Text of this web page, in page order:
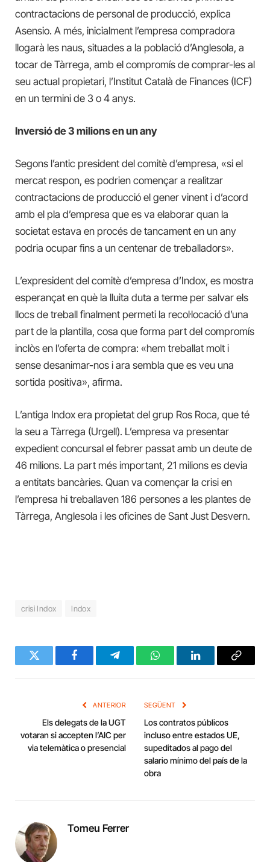
contractacions de personal de producció, explica
Asensio. A més, inicialment l’empresa compradora
llogarà les naus, situades a la població d’Anglesola, a
tocar de Tàrrega, amb el compromís de comprar-les al
seu actual propietari, l’Institut Català de Finances (ICF)
en un termini de 3 o 4 anys.
Inversió de 3 milions en un any
Segons l’antic president del comitè d’empresa, «si el
mercat respon, es podrien començar a realitzar
contractacions de producció el gener vinent i d’acord
amb el pla d’empresa que es va elaborar quan la
societat estava en procés de tancament en un any
podria ocupar fins a un centenar de treballadors».
L’expresident del comitè d’empresa d’Indox, es mostra
esperançat en què la lluita duta a terme per salvar els
llocs de treball finalment permeti la recol·locació d’una
part de la plantilla, cosa que forma part del compromís
inclòs en l’oferta de compra: «hem treballat molt i
sense desanimar-nos i ara sembla que es veu una
sortida positiva», afirma.
L’antiga Indox era propietat del grup Ros Roca, que té
la seu a Tàrrega (Urgell). L’empresa va presentar
expedient concursal el febrer passat amb un deute de
46 milions. La part més important, 21 milions es devia
a entitats bancàries. Quan va començar la crisi en
l’empresa hi treballaven 186 persones a les plantes de
Tàrrega, Anglesola i les oficines de Sant Just Desvern.
crisi Indox Indox
Twitter FacebookTelegramWhatsAppLinkedInCopy
ANTERIOR
Els delegats de la UGT
votaran si accepten l’AIC per
via telemàtica o presencial
SEGÜENT
Los contratos públicos
incluso entre estados UE,
supeditados al pago del
salario mínimo del país de la
obra
Tomeu Ferrer